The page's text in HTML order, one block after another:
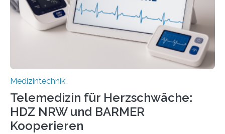
digitale Gesundheitskompetenz zu steigern. MiHUBx ist
Medizintechnik
Telemedizin für Herzschwäche:
HDZ NRW und BARMER
Kooperieren